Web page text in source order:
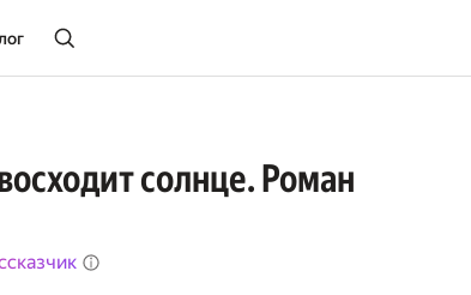
солнце. Роман